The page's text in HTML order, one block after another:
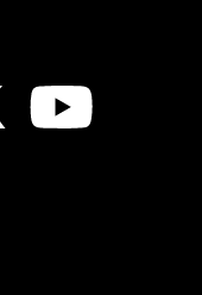
Youtube